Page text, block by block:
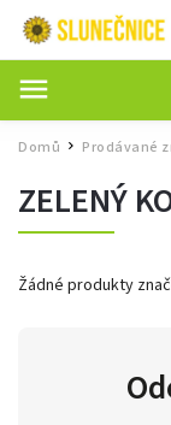
Domů / Prodávané
ZELENÝ
Žádné produkty